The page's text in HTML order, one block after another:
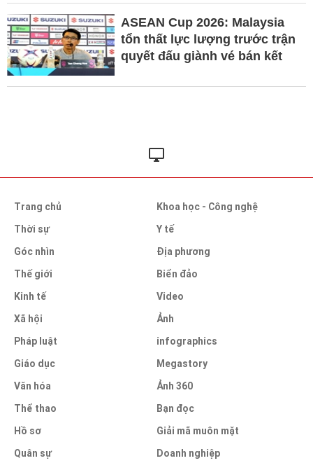
ASEAN Cup 2026: Malaysia
tổn thất lực lượng trước trận
quyết đấu giành vé bán kết
Trang chủ
Thời sự
Góc nhìn
Thế giới
Kinh tế
Xã hội
Pháp luật
Giáo dục
Văn hóa
Thể thao
Hồ sơ
Quân sự
Khoa học - Công nghệ
Y tế
Địa phương
Biển đảo
Video
Ảnh
infographics
Megastory
Ảnh 360
Bạn đọc
Giải mã muôn mặt
Doanh nghiệp